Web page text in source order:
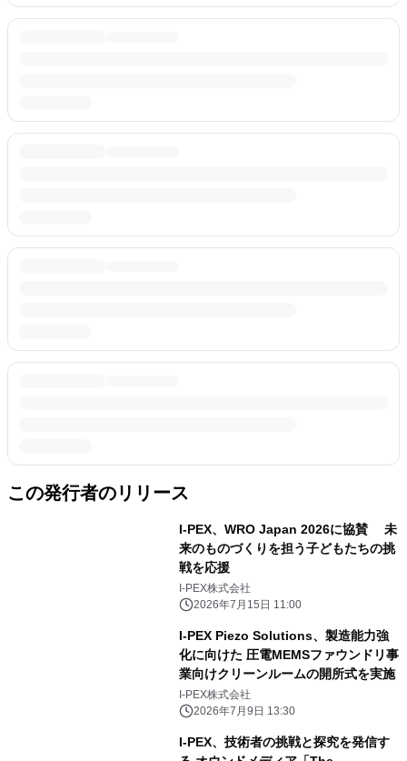
この発行者のリリース
I-PEX、WRO Japan 2026に協賛 未
来のものづくりを担う子どもたちの挑
戦を応援
I-PEX株式会社
2026年7月15日 11:00
I-PEX Piezo Solutions、製造能力強
化に向けた 圧電MEMSファウンドリ事
業向けクリーンルームの開所式を実施
I-PEX株式会社
2026年7月9日 13:30
I-PEX、技術者の挑戦と探究を発信す